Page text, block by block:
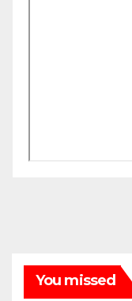
You missed